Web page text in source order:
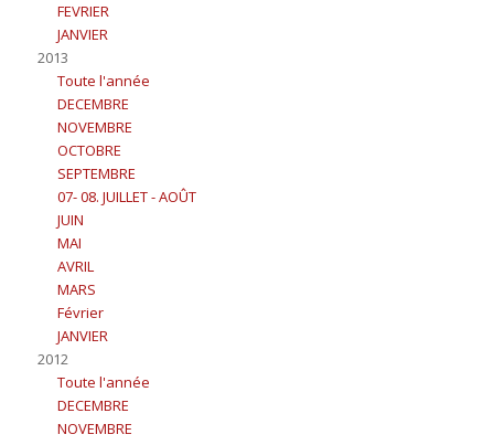
FEVRIER
JANVIER
2013
Toute l'année
DECEMBRE
NOVEMBRE
OCTOBRE
SEPTEMBRE
07- 08. JUILLET - AOÛT
JUIN
MAI
AVRIL
MARS
Février
JANVIER
2012
Toute l'année
DECEMBRE
NOVEMBRE